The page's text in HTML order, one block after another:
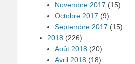
Novembre 2017 (15)
Octobre 2017 (9)
Septembre 2017 (15)
2018 (226)
Août 2018 (20)
Avril 2018 (18)